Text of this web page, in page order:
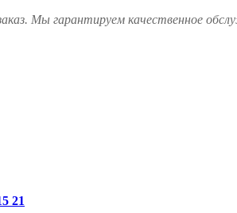
Мы гарантируем качественное
21